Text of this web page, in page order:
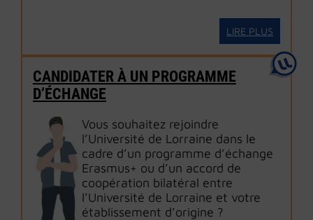
LIRE PLUS
CANDIDATER À UN PROGRAMME
D’ÉCHANGE
Vous souhaitez rejoindre
l’Université de Lorraine dans le
cadre d’un programme d’échange
Erasmus+ ou d’un accord de
coopération bilatéral entre
l’Université de Lorraine et votre
établissement d’origine ?